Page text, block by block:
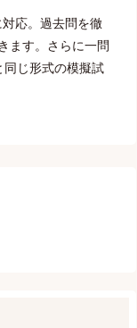
応。過去問を徹
ます。さらに一問
じ形式の模擬試